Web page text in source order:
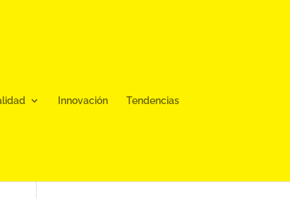
Innovación Tendencias